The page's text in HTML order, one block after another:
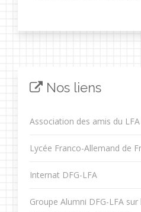
Nos liens
Association des amis du LFA
Lycée Franco-Allemand de
Internat DFG-LFA
Groupe Alumni DFG-LFA